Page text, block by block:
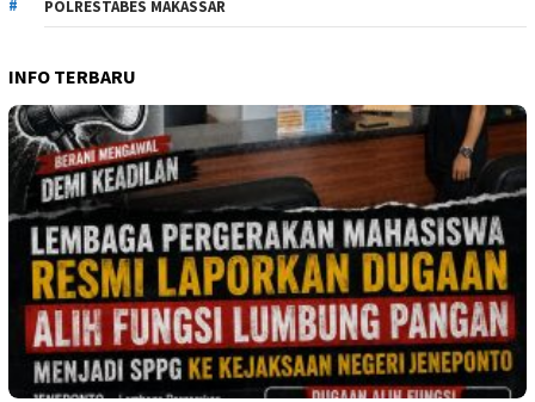
POLRESTABES MAKASSAR
INFO TERBARU